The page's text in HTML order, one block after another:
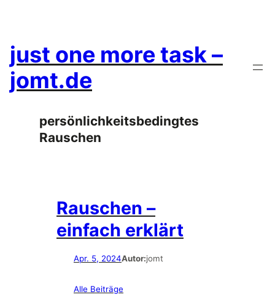
just one more task –
jomt.de
persönlichkeitsbedingtes
Rauschen
Rauschen –
einfach erklärt
Apr. 5, 2024Autor:jomt
Alle Beiträge